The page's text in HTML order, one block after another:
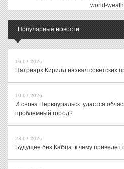
world-
Популярные новости
16.07.2026
Патриарх Кирилл назвал советских
10.07.2026
И снова Первоуральск: удастся
проблемный город?
23.07.2026
Будущее без Кабца: к чему приведет